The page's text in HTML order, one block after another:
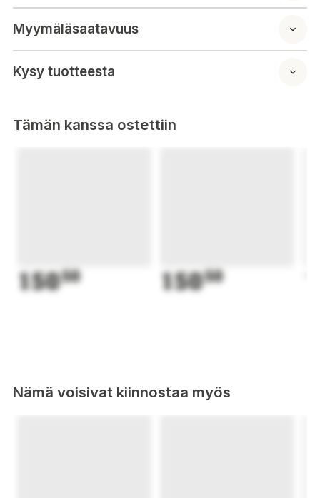
färg vid beställning från webbutiken. Vi levererar en
slumpmässig färg beroende på lagersituation. Paketet
innehåller en produkt.)
Myymäläsaatavuus
Kysy tuotteesta
Tämän kanssa ostettiin
15050 15050
Nämä voisivat kiinnostaa myös